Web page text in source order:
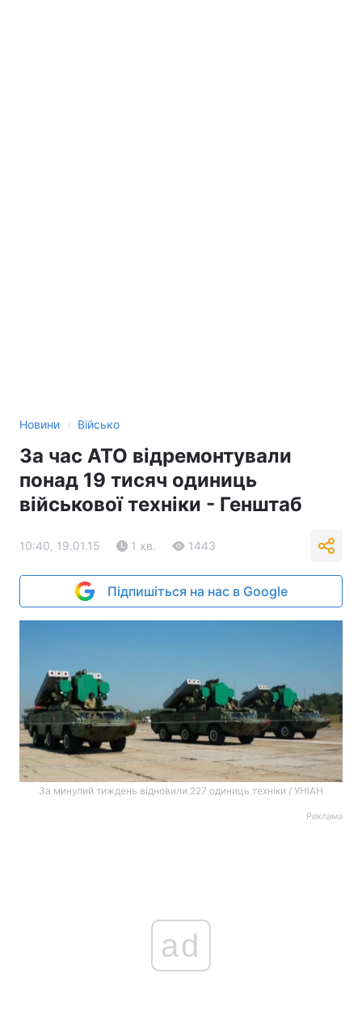
Новини › Військо
За час АТО відремонтували
понад 19 тисяч одиниць
військової техніки - Генштаб
10:40, 19.01.15 1 хв. 1443
Підпишіться на нас в Google
За минулий тиждень відновили 227 одиниць техніки / УНІАН
Реклама
ad